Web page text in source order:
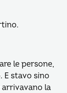
le persone,
E stavo sino
la